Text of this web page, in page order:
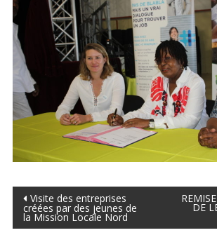
Navigation
de
Visite des entreprises
créées par des jeunes de
la Mission Locale Nord
DE